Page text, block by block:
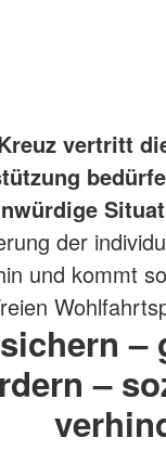
vertritt
der
und kommt
–